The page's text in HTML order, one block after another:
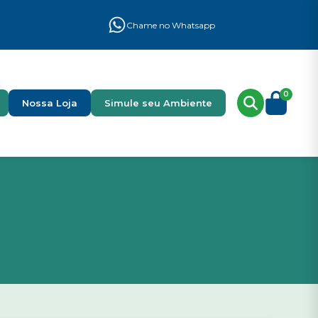
Chame no Whatsapp
Nossa Loja Simule seu Ambiente
0